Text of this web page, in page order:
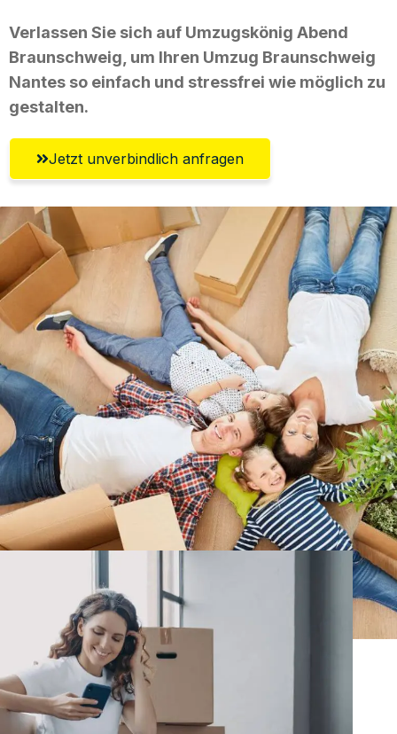
Verlassen Sie sich auf Umzugskönig Abend
Braunschweig, um Ihren Umzug Braunschweig
Nantes so einfach und stressfrei wie möglich zu
gestalten.
Jetzt unverbindlich anfragen